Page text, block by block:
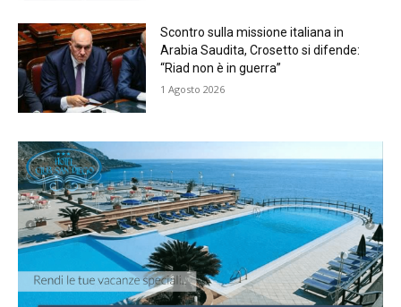
Scontro sulla missione italiana in
Arabia Saudita, Crosetto si difende:
“Riad non è in guerra”
1 Agosto 2026